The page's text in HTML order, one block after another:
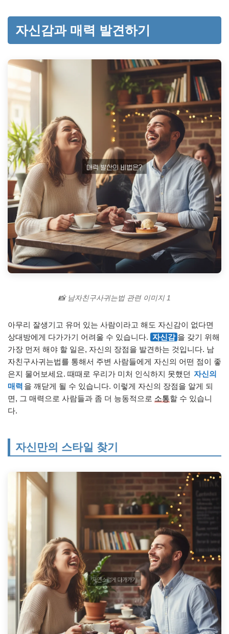
자신감과 매력 발견하기
📸 남자친구사귀는법 관련 이미지 1
아무리 잘생기고 유머 있는 사람이라고 해도 자신감이 없다면
상대방에게 다가가기 어려울 수 있습니다. 자신감 을 갖기 위해
가장 먼저 해야 할 일은, 자신의 장점을 발견하는 것입니다. 남
자친구사귀는법를 통해서 주변 사람들에게 자신의 어떤 점이 좋
은지 물어보세요. 때때로 우리가 미처 인식하지 못했던 자신의
매력 을 깨닫게 될 수 있습니다. 이렇게 자신의 장점을 알게 되
면, 그 매력으로 사람들과 좀 더 능동적으로 소통할 수 있습니
다.
자신만의 스타일 찾기